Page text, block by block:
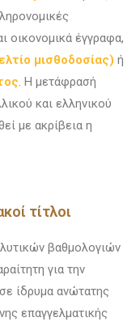
οικονομικά έγγραφα,
μισθοδοσίας) ή
. Η μετάφρασή
και ελληνικού
με ακρίβεια η
τίτλοι
βαθμολογιών
για την
ίδρυμα ανώτατης
επαγγελματικής